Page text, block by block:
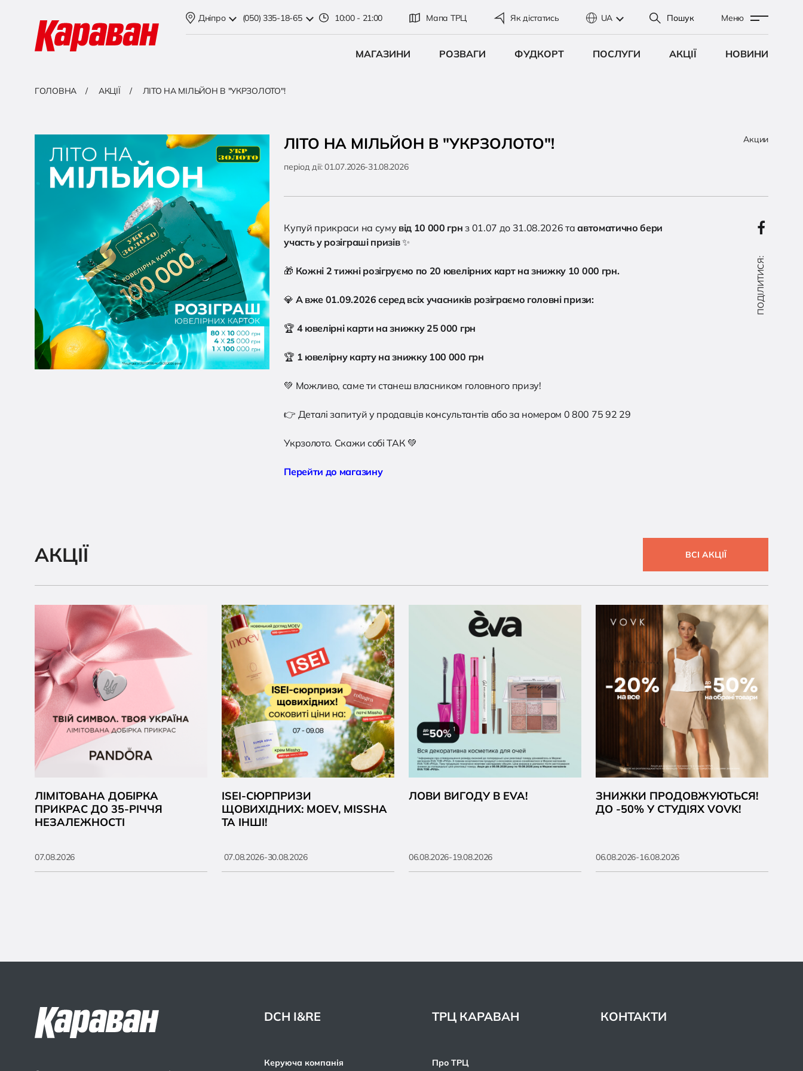
Дніпро (050) 335-18-65 10:00 - 21:00 Мапа ТРЦ Як дістатись UA Пошук Меню
МАГАЗИНИ РОЗВАГИ ФУДКОРТ ПОСЛУГИ АКЦІЇ НОВИНИ
ГОЛОВНА АКЦІЇ ЛІТО НА МІЛЬЙОН В "УКРЗОЛОТО"!
ЛІТО НА МІЛЬЙОН В "УКРЗОЛОТО"!
період дії: 01.07.2026-31.08.2026
Акции
Купуй прикраси на суму від 10 000 грн з 01.07 до 31.08.2026 таавтоматично бери
участь у розіграші призів✨
🎁 Кожні 2 тижні розігруємо по 20 ювелірних карт на знижку 10 000 грн.
💎 А вже 01.09.2026 серед всіх учасників розіграємо головні призи:
🏆 4 ювелірні карти на знижку 25 000 грн
🏆 1 ювелірну карту на знижку 100 000 грн
💚 Можливо, саме ти станеш власником головного призу!
👉 Деталі запитуй у продавців консультантів або за номером 0 800 75 92 29
Укрзолото. Скажи собі ТАК 💚
Перейти до магазину
ПОДІЛИТИСЯ:
АКЦІЇ ВСІ АКЦІЇ
ЛІМІТОВАНА ДОБІРКА
ПРИКРАС ДО 35-РІЧЧЯ
НЕЗАЛЕЖНОСТІ
07.08.2026
ISEI-СЮРПРИЗИ
ЩОВИХІДНИХ: MOEV, MISSHA
ТА ІНШІ!
07.08.2026-30.08.2026
ЛОВИ ВИГОДУ В EVA!
06.08.2026-19.08.2026
ЗНИЖКИ ПРОДОВЖУЮТЬСЯ!
ДО -50% У СТУДІЯХ VOVK!
06.08.2026-16.08.2026
DCH I&RE
Керуюча компанія
ТРЦ КАРАВАН
Про ТРЦ
КОНТАКТИ